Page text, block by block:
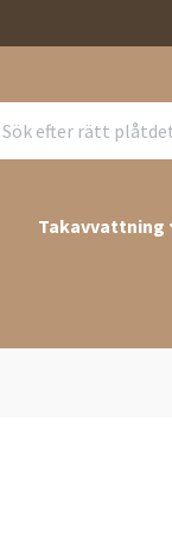
Takavvattning